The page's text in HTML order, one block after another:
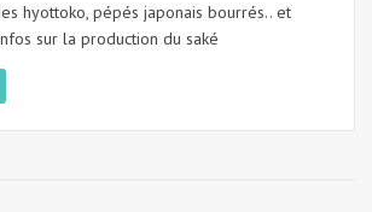
hyottoko, pépés japonais bourrés.. et
sur la production du saké